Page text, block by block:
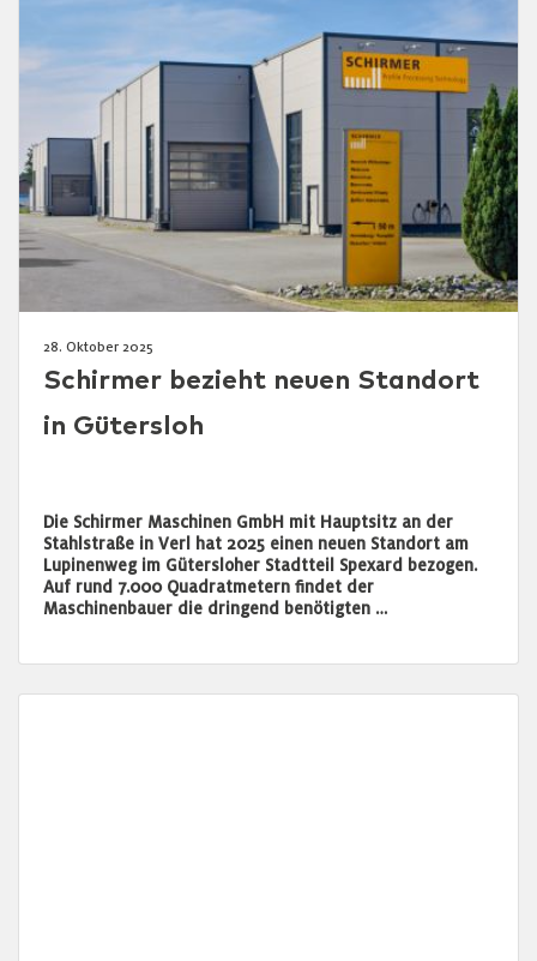
28. Oktober 2025
Schirmer bezieht neuen Standort
in Gütersloh
Die Schirmer Maschinen GmbH mit Hauptsitz an der
Stahlstraße in Verl hat 2025 einen neuen Standort am
Lupinenweg im Gütersloher Stadtteil Spexard bezogen.
Auf rund 7.000 Quadratmetern findet der
Maschinenbauer die dringend benötigten …